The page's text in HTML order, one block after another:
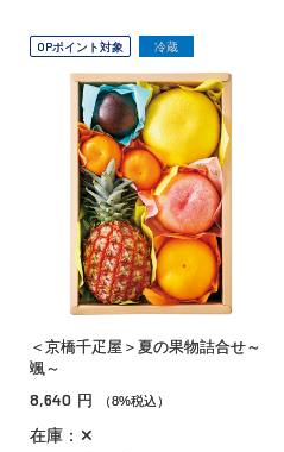
OPポイント対象 冷蔵
＜京橋千疋屋＞夏の果物詰合せ～
颯～
8,640 円 （8%税込）
在庫：✕